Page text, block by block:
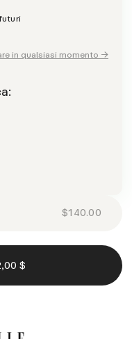
in qualsiasi momento →
$140.00
$